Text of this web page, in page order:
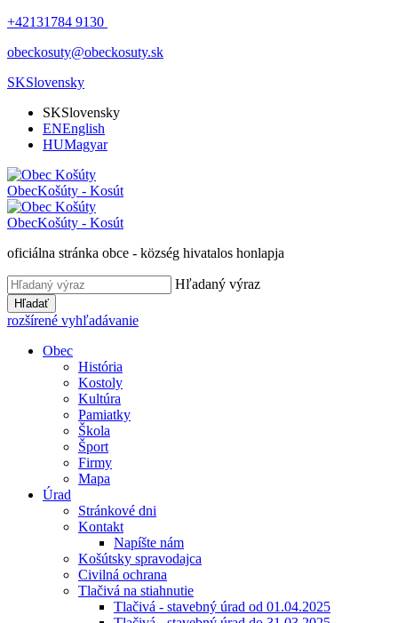
+42131784 9130
obeckosuty@obeckosuty.sk
SKSlovensky
SKSlovensky
ENEnglish
HUMagyar
ObecKošúty - Kosút
ObecKošúty - Kosút
oficiálna stránka obce - község hivatalos honlapja
Hľadaný výraz
Hľadať
rozšírené vyhľadávanie
Obec
História
Kostoly
Kultúra
Pamiatky
Škola
Šport
Firmy
Mapa
Úrad
Stránkové dni
Kontakt
Napíšte nám
Košútsky spravodajca
Civilná ochrana
Tlačivá na stiahnutie
Tlačivá - stavebný úrad od 01.04.2025